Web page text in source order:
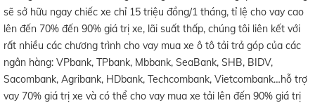
sẽ sở hữu ngay chiếc xe chỉ 15 triệu đồng/1 tháng, tỉ lệ cho vay cao
lên đến 70% đến 90% giá trị xe, lãi suất thấp, chúng tôi liên kết với
rất nhiều các chương trình cho vay mua xe ô tô tải trả góp của các
ngân hàng: VPbank, TPbank, Mbbank, SeaBank, SHB, BIDV,
Sacombank, Agribank, HDbank, Techcombank, Vietcombank…hỗ trợ
vay 70% giá trị xe và có thể cho vay mua xe tải lên đến 90% giá trị